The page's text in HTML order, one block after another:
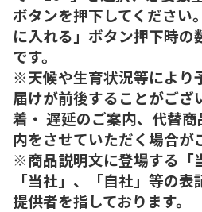
ボタンを押下してください
に入れる」ボタン押下時
です。
※天候や生育状況等により
届けが前後することがござ
着・ 遅延のご案内、代替
内をさせていただく場合が
※商品説明文に登場する「
「当社」、「自社」等の
提供者を指しております。